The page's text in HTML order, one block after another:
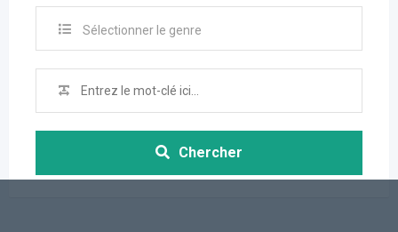
Sélectionner le genre
Chercher